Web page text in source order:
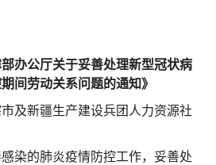
部办公厅关于妥善处理新型冠状病
间劳动关系问题的通知》
及新疆生产建设兵团人力资源社
染的肺炎疫情防控工作，妥善处